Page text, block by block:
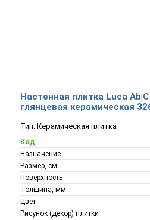
Настенная плитка Luca
глянцевая керамическая
Тип: Керамическая плитка
Код
Назначение
Размер, см
Поверхность
Толщина, мм
Цвет
Рисунок (декор) плитки